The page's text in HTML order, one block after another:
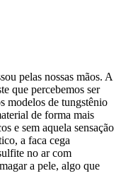
pelas nossas mãos. A
que percebemos ser
modelos de tungstênio
de forma mais
e sem aquela sensação
a faca cega
no ar com
a pele, algo que